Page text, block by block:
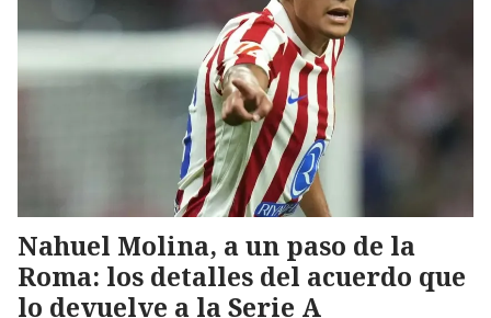
Nahuel Molina, a un paso de la
Roma: los detalles del acuerdo que
lo devuelve a la Serie A